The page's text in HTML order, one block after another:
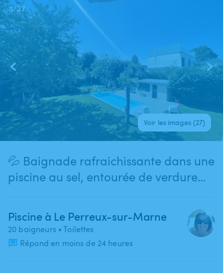
1/27
Voir les images (27)
💦 Baignade rafraichissante dans une
piscine au sel, entourée de verdure
Piscine à Le Perreux-sur-Marne
20 baigneurs • Toilettes
Répond en moins de 24 heures